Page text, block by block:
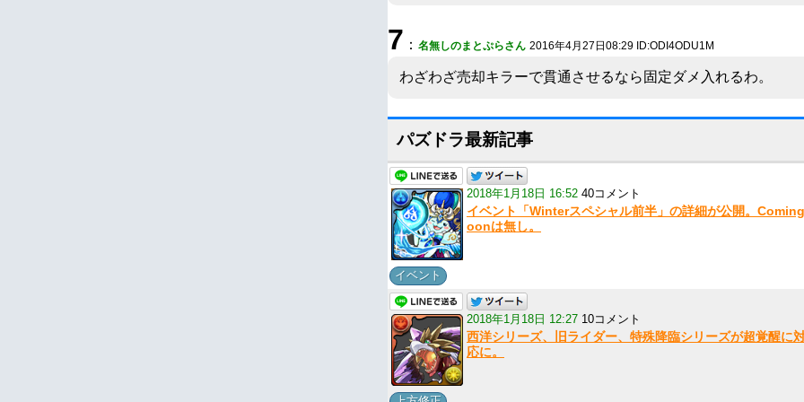
7 ： 名無しのまとぷらさん 2016年4月27日08:29 ID:ODI4ODU1M
わざわざ売却キラーで貫通させるなら固定ダメ入れるわ。
パズドラ最新記事
2018年1月18日 16:52 40コメント
イベント「Winterスペシャル前半」の詳細が公開。
oonは無し。
イベント
2018年1月18日 12:27 10コメント
西洋シリーズ、旧ライダー、特殊降臨シリーズが超覚醒に
応に。